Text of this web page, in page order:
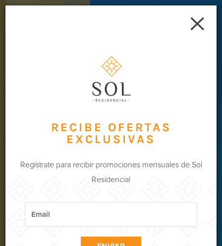
AGENDA TU CITA
(81) 8900.4000
RECIBE OFERTAS
EXCLUSIVAS
Regístrate para recibir promociones mensuales de Sol
Residencial